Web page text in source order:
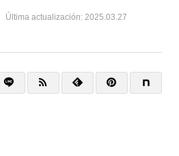
Última actualización: 2025.03.27